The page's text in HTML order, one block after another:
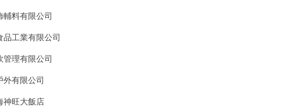
輔料有限公司
品工業有限公司
管理有限公司
外有限公司
神旺大飯店